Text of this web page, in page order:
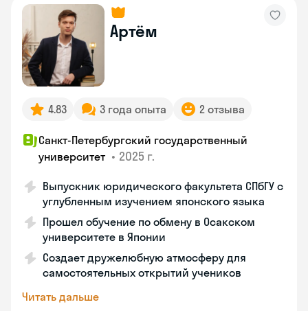
Артём
4.83 3 года опыта 2 отзыва
Санкт-Петербургский государственный
университет • 2025 г.
Выпускник юридического факультета СПбГУ с
углубленным изучением японского языка
Прошел обучение по обмену в Осакском
университете в Японии
Создает дружелюбную атмосферу для
самостоятельных открытий учеников
Читать дальше